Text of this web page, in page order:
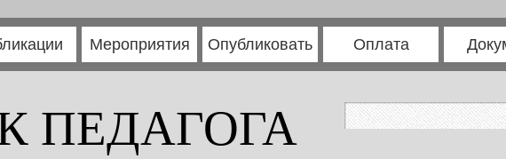
Мероприятия Опубликовать Оплата
ПЕДАГОГА